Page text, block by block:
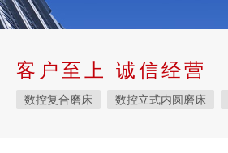
客户至上 诚信经营
数控复合磨床 数控立式内圆磨床